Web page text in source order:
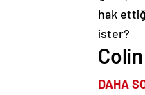
hak
ister?
DAHA